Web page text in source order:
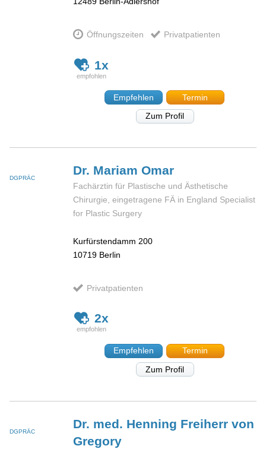
Öffnungszeiten Privatpatienten
1x
Empfehlen
Termin
Zum Profil
DGPRÄC
Dr. Mariam Omar
Fachärztin für Plastische und Ästhetische
Chirurgie, eingetragene FÄ in England Specialist
for Plastic Surgery
Kurfürstendamm 200
10719 Berlin
Privatpatienten
2x
Empfehlen
Termin
Zum Profil
DGPRÄC
Dr. med. Henning Freiherr von
Gregory